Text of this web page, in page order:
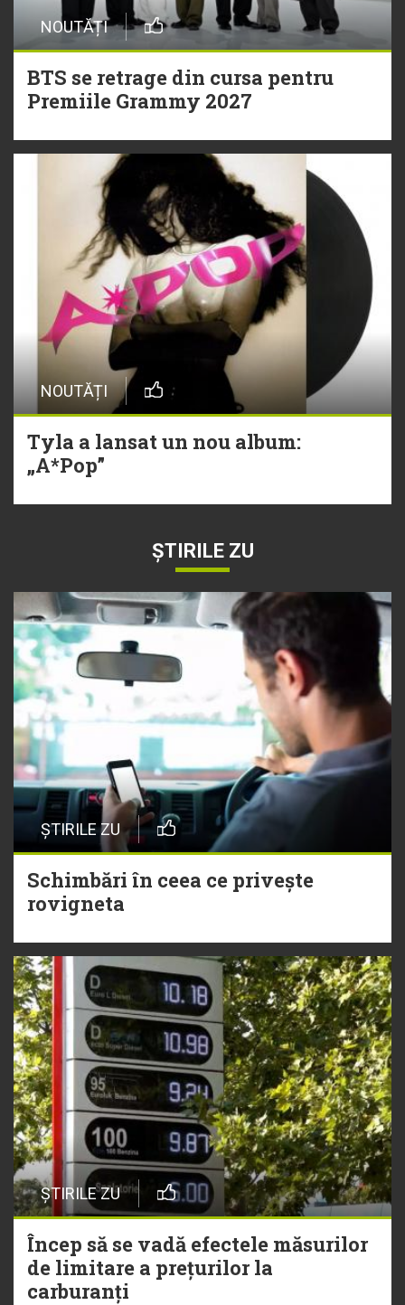
NOUTĂȚI
BTS se retrage din cursa pentru
Premiile Grammy 2027
NOUTĂȚI
Tyla a lansat un nou album:
„A*Pop”
ȘTIRILE ZU
ȘTIRILE ZU
Schimbări în ceea ce privește
rovigneta
ȘTIRILE ZU
Încep să se vadă efectele măsurilor
de limitare a prețurilor la
carburanți